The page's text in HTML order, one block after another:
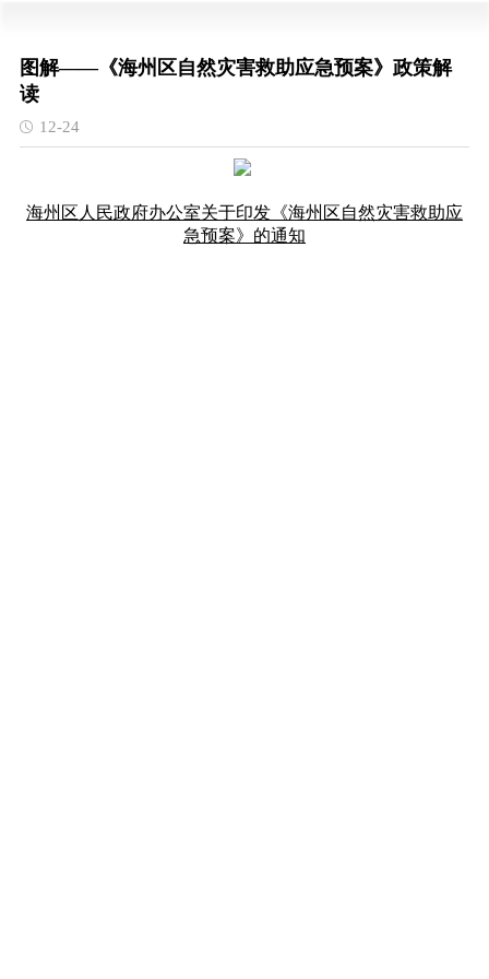
图解——《海州区自然灾害救助应急预案》政策解
读
12-24
海州区人民政府办公室关于印发《海州区自然灾害救助应
急预案》的通知